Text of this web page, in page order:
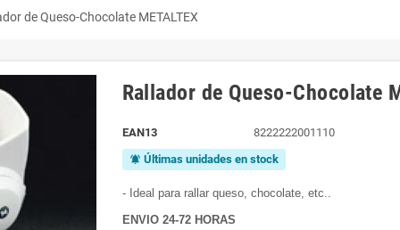
de Queso-Chocolate METALTEX
Rallador de Queso-Chocolate
EAN13 8222222001110
notifications_active Últimas unidades en stock
- Ideal para rallar queso, chocolate, etc..
ENVIO 24-72 HORAS